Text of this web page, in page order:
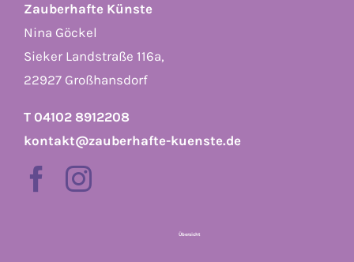
Zauberhafte Künste
Nina Göckel
Sieker Landstraße 116a,
22927 Großhansdorf
T 04102 8912208
kontakt@zauberhafte-kuenste.de
Übersicht